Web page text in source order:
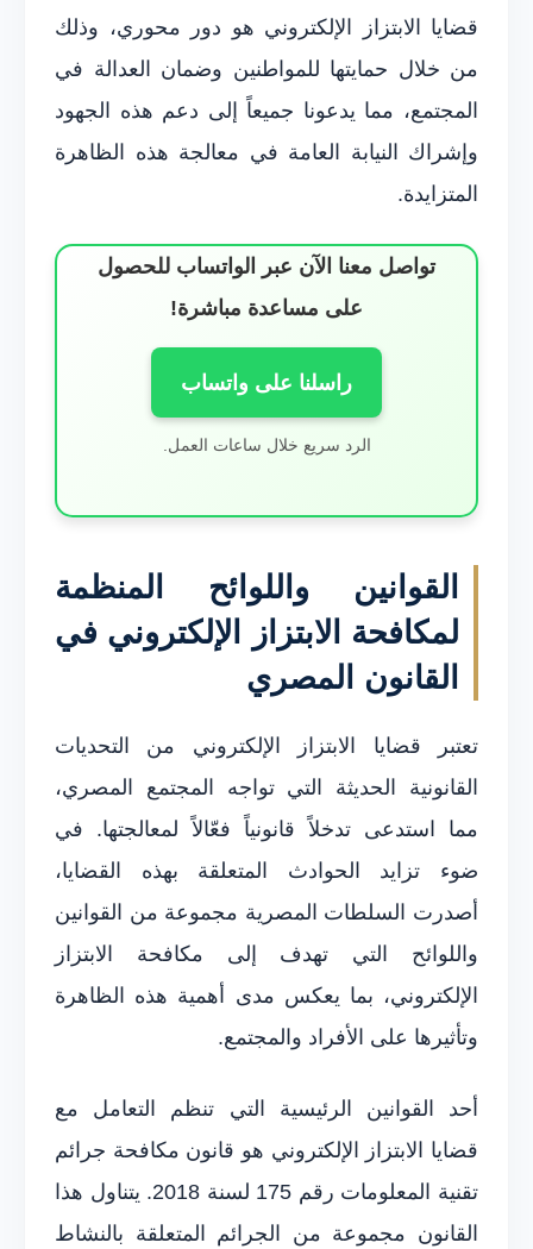
قضايا الابتزاز الإلكتروني هو دور محوري، وذلك
من خلال حمايتها للمواطنين وضمان العدالة في
المجتمع، مما يدعونا جميعاً إلى دعم هذه الجهود
وإشراك النيابة العامة في معالجة هذه الظاهرة
المتزايدة.
تواصل معنا الآن عبر الواتساب للحصول
على مساعدة مباشرة!
راسلنا على واتساب
الرد سريع خلال ساعات العمل.
القوانين واللوائح المنظمة
لمكافحة الابتزاز الإلكتروني في
القانون المصري
تعتبر قضايا الابتزاز الإلكتروني من التحديات
القانونية الحديثة التي تواجه المجتمع المصري،
مما استدعى تدخلاً قانونياً فعّالاً لمعالجتها. في
ضوء تزايد الحوادث المتعلقة بهذه القضايا،
أصدرت السلطات المصرية مجموعة من القوانين
واللوائح التي تهدف إلى مكافحة الابتزاز
الإلكتروني، بما يعكس مدى أهمية هذه الظاهرة
وتأثيرها على الأفراد والمجتمع.
أحد القوانين الرئيسية التي تنظم التعامل مع
قضايا الابتزاز الإلكتروني هو قانون مكافحة جرائم
تقنية المعلومات رقم 175 لسنة 2018. يتناول هذا
القانون مجموعة من الجرائم المتعلقة بالنشاط